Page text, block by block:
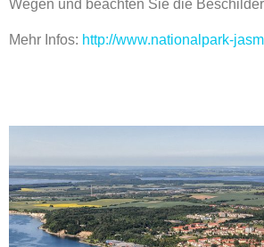
Wegen und beachten Sie die
Mehr Infos: http://www.nationalpark-